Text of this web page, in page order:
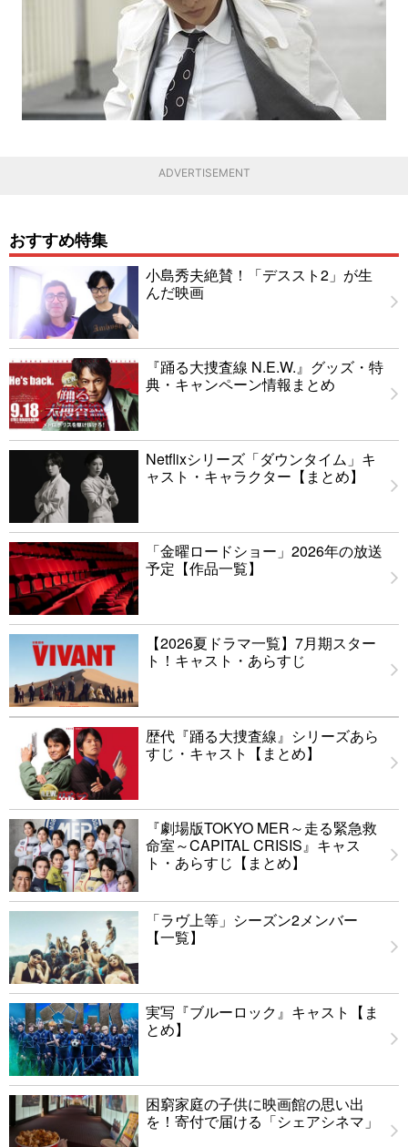
ADVERTISEMENT
おすすめ特集
小島秀夫絶賛！「デススト2」が生
んだ映画
『踊る大捜査線 N.E.W.』グッズ・特
典・キャンペーン情報まとめ
Netflixシリーズ「ダウンタイム」キ
ャスト・キャラクター【まとめ】
「金曜ロードショー」2026年の放送
予定【作品一覧】
【2026夏ドラマ一覧】7月期スター
ト！キャスト・あらすじ
歴代『踊る大捜査線』シリーズあら
すじ・キャスト【まとめ】
『劇場版TOKYO MER～走る緊急救
命室～CAPITAL CRISIS』キャス
ト・あらすじ【まとめ】
「ラヴ上等」シーズン2メンバー
【一覧】
実写『ブルーロック』キャスト【ま
とめ】
困窮家庭の子供に映画館の思い出
を！寄付で届ける「シェアシネマ」